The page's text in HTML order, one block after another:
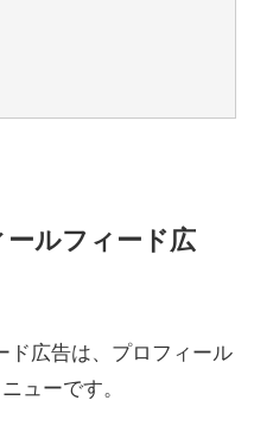
ルフィード広
ド広告は、プロフィール
ューです。